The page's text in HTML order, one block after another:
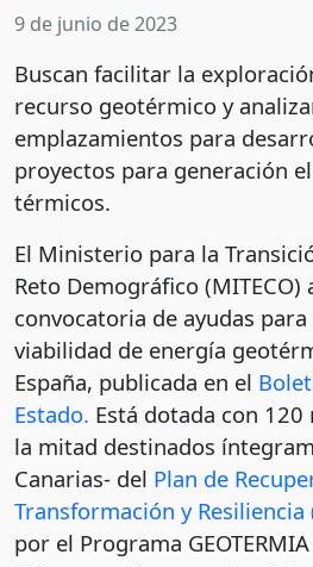
9 de junio de 2023
Buscan facilitar la
recurso geotérmico y
emplazamientos para
proyectos para generación
térmicos.
El Ministerio para la
Reto Demográfico
convocatoria de ayudas
viabilidad de energía
España, publicada en el
Estado. Está dotada con
la mitad destinados
Canarias- del Plan de
Transformación y Resiliencia
por el Programa